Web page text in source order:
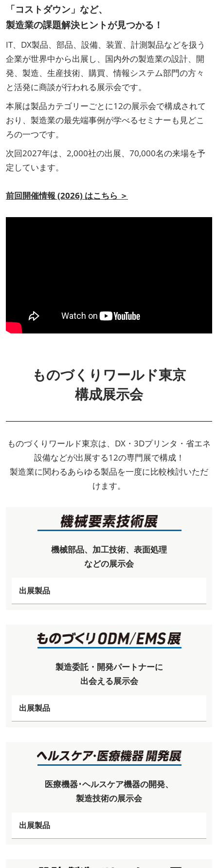
「コストダウン」など、
製造業の課題解決ヒントが見つかる！
IT、DX製品、部品、設備、装置、計測製品などを扱う
企業が世界中から出展し、国内外の製造業の設計、開
発、製造、生産技術、購買、情報システム部門の方々
と活発に商談が行われる展示会です。
本展は製品カテゴリーごとに12の展示会で構成されて
おり、製造業の最先端事例が学べるセミナーも見どこ
ろの一つです。
次回2027年は、2,000社の出展、70,000名の来場を予
定しています。
前回開催情報 (2026) はこちら ＞
ものづくりワールド東京
構成展示会
ものづくりワールド東京は、DX・3Dプリンタ・省エネ
設備などが出展する12の専門展で構成！
製造業に関わるあらゆる製品を一度に比較検討いただ
けます。
機械部品、加工技術、表面処理
などの展示会
出展製品
製造委託・開発パートナーに
出会える展示会
出展製品
医療機器･ヘルスケア機器の開発、
製造技術の展示会
出展製品